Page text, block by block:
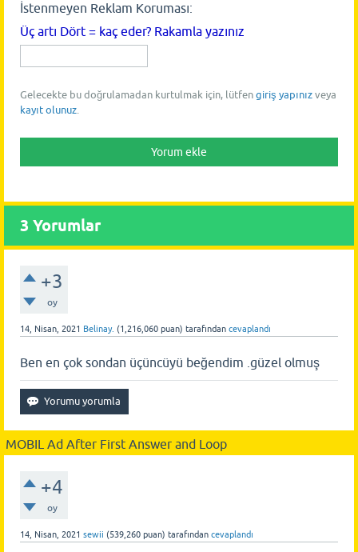
İstenmeyen Reklam Koruması:
Üç artı Dört = kaç eder? Rakamla yazınız
Gelecekte bu doğrulamadan kurtulmak için, lütfen giriş yapınız veya
kayıt olunuz.
3 Yorumlar
+3
oy
14, Nisan, 2021 Belinay. (1,216,060 puan) tarafından cevaplandı
Ben en çok sondan üçüncüyü beğendim .güzel olmuş
MOBIL Ad After First Answer and Loop
+4
oy
14, Nisan, 2021 sewii (539,260 puan) tarafından cevaplandı